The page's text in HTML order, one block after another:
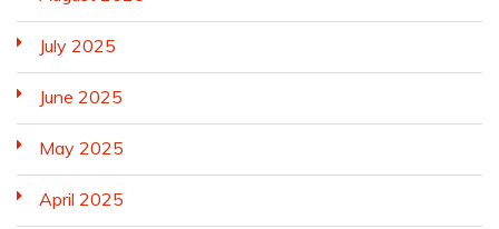
July 2025
June 2025
May 2025
April 2025